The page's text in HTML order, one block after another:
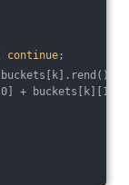
continue;
buckets[k][1]);